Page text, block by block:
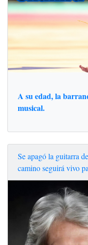
A su edad, la
musical.
Se apagó la guitarra
camino seguirá vivo